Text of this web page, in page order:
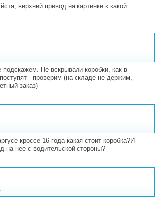
верхний привод на картинке к какой
Не вскрывали коробки, как в
- проверим (на складе не держим,
заказ)
кроссе 16 года какая стоит коробка?И
на нее с водительской стороны?